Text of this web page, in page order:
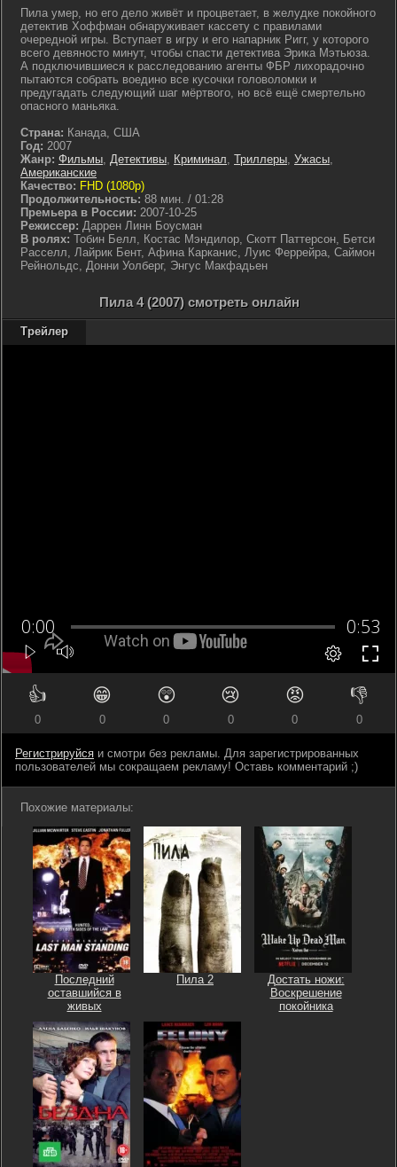
Пила умер, но его дело живёт и процветает, в желудке покойного
детектив Хоффман обнаруживает кассету с правилами
очередной игры. Вступает в игру и его напарник Ригг, у которого
всего девяносто минут, чтобы спасти детектива Эрика Мэтьюза.
А подключившиеся к расследованию агенты ФБР лихорадочно
пытаются собрать воедино все кусочки головоломки и
предугадать следующий шаг мёртвого, но всё ещё смертельно
опасного маньяка.
Страна: Канада, США
Год: 2007
Жанр: Фильмы, Детективы, Криминал, Триллеры, Ужасы,
Американские
Качество: FHD (1080p)
Продолжительность: 88 мин. / 01:28
Премьера в России: 2007-10-25
Режиссер: Даррен Линн Боусман
В ролях: Тобин Белл, Костас Мэндилор, Скотт Паттерсон, Бетси
Расселл, Лайрик Бент, Афина Карканис, Луис Феррейра, Саймон
Рейнольдс, Донни Уолберг, Энгус Макфадьен
Пила 4 (2007) смотреть онлайн
Трейлер
👍
0
😁
0
😲
0
😢
0
😡
0
👎
0
Регистрируйся и смотри без рекламы. Для зарегистрированных
пользователей мы сокращаем рекламу! Оставь комментарий ;)
Похожие материалы:
Последний
оставшийся в
живых
Пила 2
Достать ножи:
Воскрешение
покойника